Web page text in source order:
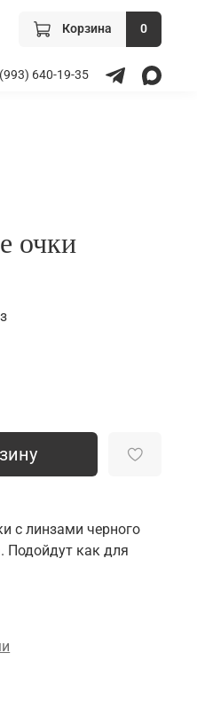
Корзина 0
640-19-35
очки
с линзами черного
Подойдут как для